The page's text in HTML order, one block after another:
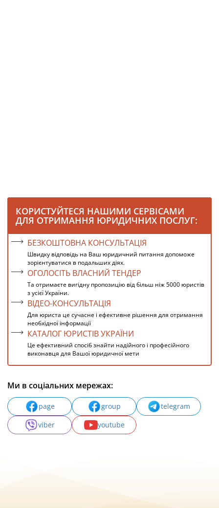
КОРИСТУЙТЕСЯ НАШИМИ СЕРВІСАМИ
ДЛЯ ОТРИМАННЯ ЮРИДИЧНИХ ПОСЛУГ:
БЕЗКОШТОВНА КОНСУЛЬТАЦІЯ
Швидку відповідь на Ваш юридичний питання допоможе
зорієнтуватися в подальших діях.
ОГОЛОСІТЬ ВЛАСНИЙ ТЕНДЕР
Та отримаєте вигідну пропозицію від більш ніж 5000 юристів
з усієї України.
ВІДЕО-КОНСУЛЬТАЦІЯ
Для юриста це сучасне і ефективне рішення для отримання
необхідної інформації
КАТАЛОГ ЮРИСТІВ УКРАЇНИ
Це ефективний спосіб знайти надійного і професійного
виконавця для Вашої юридичної мети
Ми в соціальних мережах:
page group
telegram
viber
youtube